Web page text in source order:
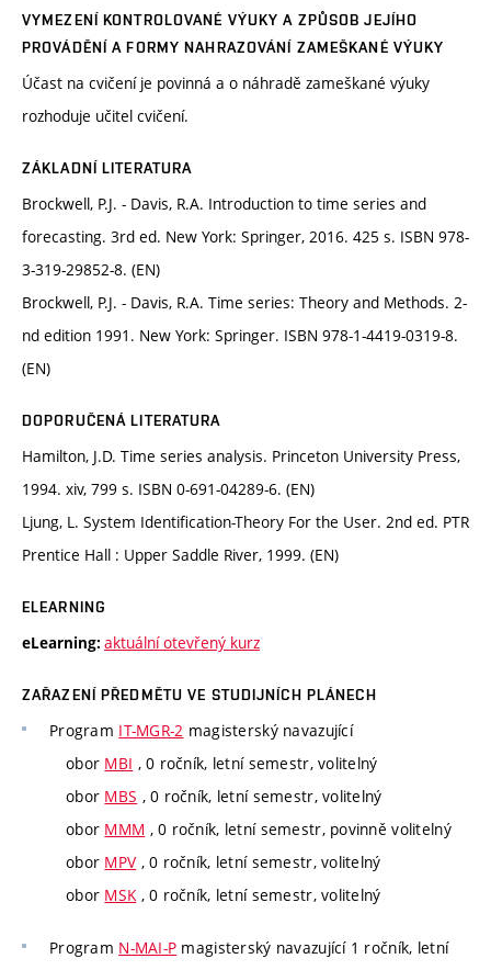
VYMEZENÍ KONTROLOVANÉ VÝUKY A ZPŮSOB JEJÍHO
PROVÁDĚNÍ A FORMY NAHRAZOVÁNÍ ZAMEŠKANÉ VÝUKY
Účast na cvičení je povinná a o náhradě zameškané výuky
rozhoduje učitel cvičení.
ZÁKLADNÍ LITERATURA
Brockwell, P.J. - Davis, R.A. Introduction to time series and
forecasting. 3rd ed. New York: Springer, 2016. 425 s. ISBN 978-
3-319-29852-8. (EN)
Brockwell, P.J. - Davis, R.A. Time series: Theory and Methods. 2-
nd edition 1991. New York: Springer. ISBN 978-1-4419-0319-8.
(EN)
DOPORUČENÁ LITERATURA
Hamilton, J.D. Time series analysis. Princeton University Press,
1994. xiv, 799 s. ISBN 0-691-04289-6. (EN)
Ljung, L. System Identification-Theory For the User. 2nd ed. PTR
Prentice Hall : Upper Saddle River, 1999. (EN)
ELEARNING
eLearning: aktuální otevřený kurz
ZAŘAZENÍ PŘEDMĚTU VE STUDIJNÍCH PLÁNECH
Program IT-MGR-2 magisterský navazující
obor MBI , 0 ročník, letní semestr, volitelný
obor MBS , 0 ročník, letní semestr, volitelný
obor MMM , 0 ročník, letní semestr, povinně volitelný
obor MPV , 0 ročník, letní semestr, volitelný
obor MSK, 0 ročník, letní semestr, volitelný
Program N-MAI-P magisterský navazující 1 ročník, letní